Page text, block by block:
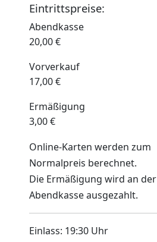
Eintrittspreise:
Abendkasse
20,00 €
Vorverkauf
17,00 €
Ermäßigung
3,00 €
Online-Karten werden zum
Normalpreis berechnet.
Die Ermäßigung wird an der
Abendkasse ausgezahlt.
Einlass: 19:30 Uhr